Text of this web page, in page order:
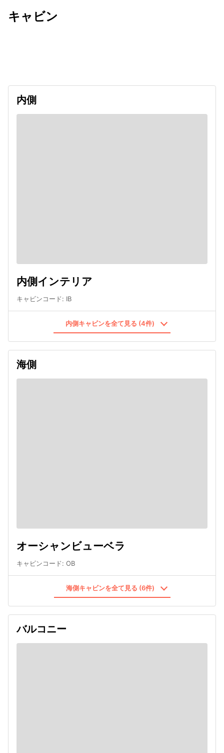
キャビン
内側
内側インテリア
キャビンコード: IB
内側キャビンを全て見る (4件)
海側
オーシャンビューベラ
キャビンコード: OB
海側キャビンを全て見る (6件)
バルコニー